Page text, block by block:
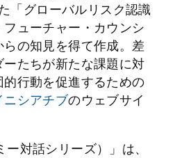
「グローバルリスク認識
ューチャー・カウンシ
の知見を得て作成。差
たちが新たな課題に対
行動を促進するための
ニシアチブのウェブサイ
対話シリーズ）」は、